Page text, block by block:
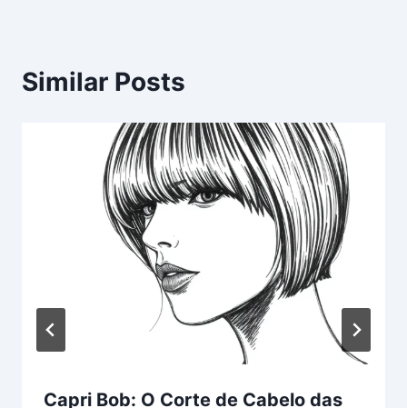
Similar Posts
Capri Bob: O Corte de Cabelo das